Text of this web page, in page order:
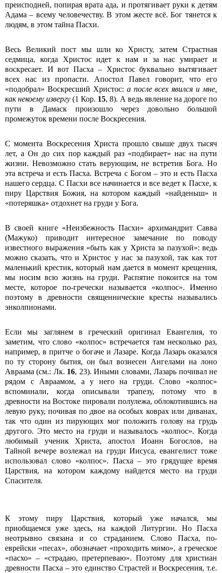
преисподней, попирая врата ада, и протягивает руки к детям
Адама – всему человечеству. В этом жесте всё. Бог тянется к
людям, в этом тайна Пасхи.
Весь Великий пост мы шли ко Христу, затем Страстная
седмица, когда Христос идет к нам и за нас умирает и
воскресает. И вот Пасха – Христос буквально вытягивает
всех нас из пропасти. Апостол Павел говорит, что его
«подобрал» Воскресший Христос: а после всех явился и мне,
как некоему извергу (1 Кор. 15, 8). А ведь явление на дороге по
пути в Дамаск произошло через довольно большой
промежуток времени после Воскресения.
С момента Воскресения Христа прошло свыше двух тысяч
лет, а Он до сих пор каждый раз «подбирает» нас на пути
жизни. Невозможно стать верующим, не встретив Бога. Но
эта встреча и есть Пасха. Встреча с Богом – это и есть Пасха
нашего сердца. С Пасхи все начинается и все ведет к Пасхе, к
пиру Царствия Божия, на котором каждый «найденыш» и
«потеряшка» отдохнет на груди у Бога.
В своей книге «Неизбежность Пасхи» архимандрит Савва
(Мажуко) приводит интересное замечание по поводу
известного выражения «быть как у Христа за пазухой»: ведь
можно сказать, что и Христос у нас за пазухой, так как тот
маленький крестик, который нам дается в момент крещения,
мы носим всю жизнь на груди. Распятие покоится на том
месте, которое по-гречески называется «колпос». Именно
поэтому в древности священнические кресты назывались
энколпионами.
Если мы заглянем в греческий оригинал Евангелия, то
заметим, что слово «колпос» встречается там несколько раз,
например, в притче о богаче и Лазаре. Когда Лазарь оказался
по ту сторону бытия, он был вознесен Ангелами на лоно
Авраама (см.: Лк. 16, 23). Иными словами, Лазарь почивал не
рядом с Авраамом, а у него на груди. Слово «колпос»
вспоминали, когда описывали трапезу, потому что в
древности на Востоке пировали полулежа, облокотившись на
левую руку, почивая по двое на особых коврах или диванах,
так что один из пирующих мог положить голову на грудь
другого. Это место на груди и называлось «колпос». Когда
любимый ученик Христа, апостол Иоанн Богослов, на
Тайной вечере возлежал на груди Иисуса, евангелист тоже
использовал слово «колпос». Пасха – это грядущее время
Царствия, на котором каждому найдется место на груди
Спасителя.
К этому пиру Царствия, который уже начался, мы
приобщаемся уже здесь, на каждой Литургии. Но Пасха
неотрывно связана и со страданием. Слово Пасха, по-
еврейски «песах», обозначает «проходить мимо», а греческое
«пасхо» – «страдаю, претерпеваю». Поэтому для христиан
древности Пасха – это единство Страстей и Воскресения, т.е.